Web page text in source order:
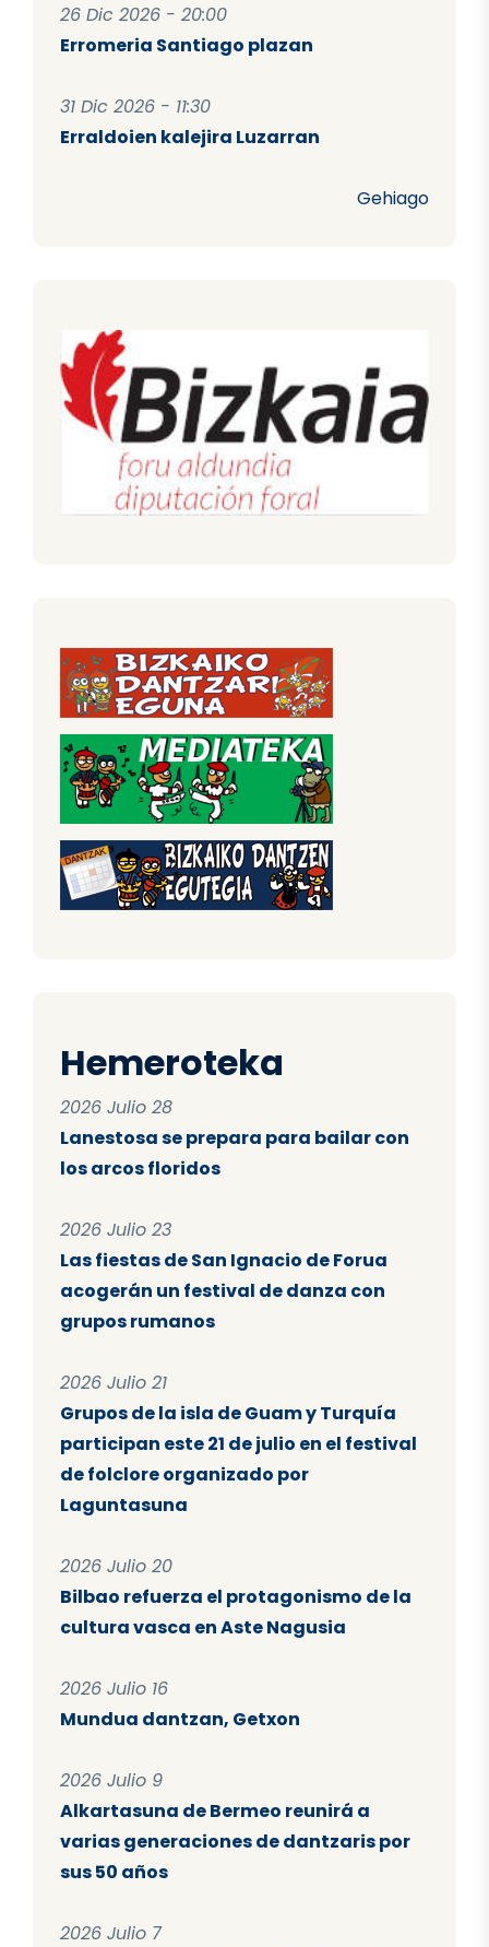
26 Dic 2026 - 20:00
Erromeria Santiago plazan
31 Dic 2026 - 11:30
Erraldoien kalejira Luzarran
Gehiago
Hemeroteka
2026 Julio 28
Lanestosa se prepara para bailar con
los arcos floridos
2026 Julio 23
Las fiestas de San Ignacio de Forua
acogerán un festival de danza con
grupos rumanos
2026 Julio 21
Grupos de la isla de Guam y Turquía
participan este 21 de julio en el festival
de folclore organizado por
Laguntasuna
2026 Julio 20
Bilbao refuerza el protagonismo de la
cultura vasca en Aste Nagusia
2026 Julio 16
Mundua dantzan, Getxon
2026 Julio 9
Alkartasuna de Bermeo reunirá a
varias generaciones de dantzaris por
sus 50 años
2026 Julio 7